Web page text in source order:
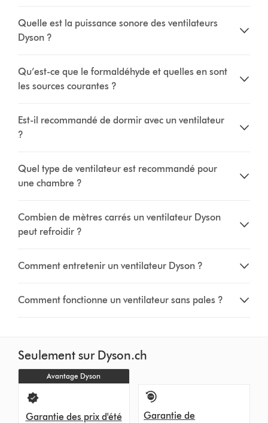
Quelle est la puissance sonore des ventilateurs
Dyson ?
Qu’est-ce que le formaldéhyde et quelles en sont
les sources courantes ?
Est-il recommandé de dormir avec un ventilateur
?
Quel type de ventilateur est recommandé pour
une chambre ?
Combien de mètres carrés un ventilateur Dyson
peut refroidir ?
Comment entretenir un ventilateur Dyson ?
Comment fonctionne un ventilateur sans pales ?
Seulement sur Dyson.ch
Avantage Dyson
Garantie des prix d'été
Garantie de